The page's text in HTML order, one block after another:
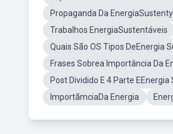
Propaganda Da
Trabalhos EnergiaSustentáveis
Quais São OS Tipos DeEnergia
Frases Sobrea Importância Da
Post Dividido E 4 Parte EEnergia
ImportãmciaDa Energia